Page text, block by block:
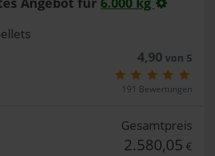
4,90 von 5
191 Bewertungen
Gesamtpreis
2.580,05 €